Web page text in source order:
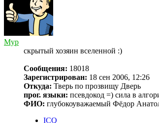
Myp
скрытый хозяин вселенной :)
Сообщения: 18018
Зарегистрирован: 18 сен 2006, 12:26
Откуда: Тверь по прозвищу Дверь
прог. языки: псевдокод =) сила в
ФИО: глубокоуважаемый Фёдор
ICQ